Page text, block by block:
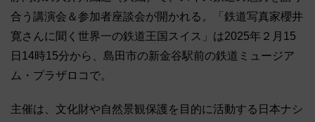
合う講演会＆参加者座談会が開かれる。「鉄道写真家櫻井
寛さんに聞く世界一の鉄道王国スイス」は2025年２月15
日14時15分から、島田市の新金谷駅前の鉄道ミュージア
ム・プラザロコで。
主催は、文化財や自然景観保護を目的に活動する日本ナシ